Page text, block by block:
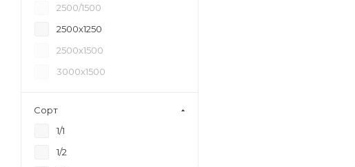
2500/1500
2500х1250
2500х1500
3000х1500
Сорт
1/1
1/2